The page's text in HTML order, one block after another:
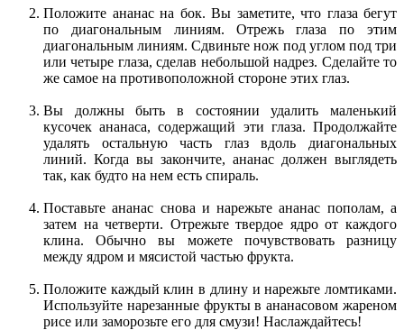
Положите ананас на бок. Вы заметите, что глаза бегут
по диагональным линиям. Отрежь глаза по этим
диагональным линиям. Сдвиньте нож под углом под три
или четыре глаза, сделав небольшой надрез. Сделайте то
же самое на противоположной стороне этих глаз.
Вы должны быть в состоянии удалить маленький
кусочек ананаса, содержащий эти глаза. Продолжайте
удалять остальную часть глаз вдоль диагональных
линий. Когда вы закончите, ананас должен выглядеть
так, как будто на нем есть спираль.
Поставьте ананас снова и нарежьте ананас пополам, а
затем на четверти. Отрежьте твердое ядро от каждого
клина. Обычно вы можете почувствовать разницу
между ядром и мясистой частью фрукта.
Положите каждый клин в длину и нарежьте ломтиками.
Используйте нарезанные фрукты в ананасовом жареном
рисе или заморозьте его для смузи! Наслаждайтесь!